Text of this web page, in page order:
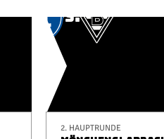
2. HAUPTRUNDE